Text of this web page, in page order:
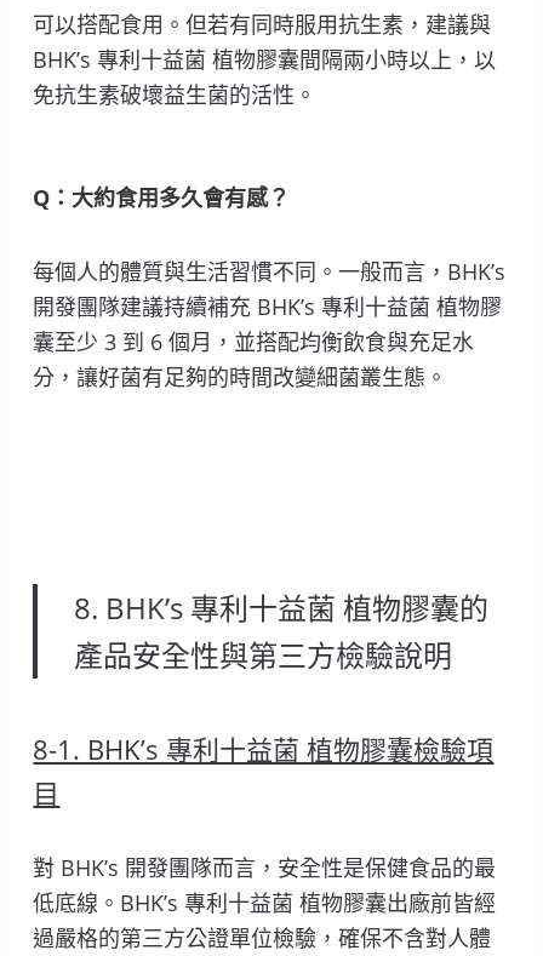
可以搭配食用。但若有同時服用抗生素，建議與
BHK’s 專利十益菌 植物膠囊間隔兩小時以上，以
免抗生素破壞益生菌的活性。
Q：大約食用多久會有感？
每個人的體質與生活習慣不同。一般而言，BHK’s
開發團隊建議持續補充 BHK’s 專利十益菌 植物膠
囊至少 3 到 6 個月，並搭配均衡飲食與充足水
分，讓好菌有足夠的時間改變細菌叢生態。
8. BHK’s 專利十益菌 植物膠囊的
產品安全性與第三方檢驗說明
8-1. BHK’s 專利十益菌 植物膠囊檢驗項
目
對 BHK’s 開發團隊而言，安全性是保健食品的最
低底線。BHK’s 專利十益菌 植物膠囊出廠前皆經
過嚴格的第三方公證單位檢驗，確保不含對人體